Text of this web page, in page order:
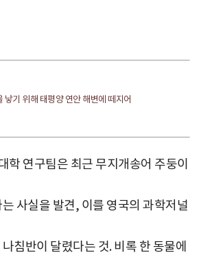
기 위해 태평양 연안 해변에 떼지어
학 연구팀은 최근 무지개송어 주둥이
사실을 발견, 이를 영국의 과학저널
침반이 달렸다는 것. 비록 한 동물에